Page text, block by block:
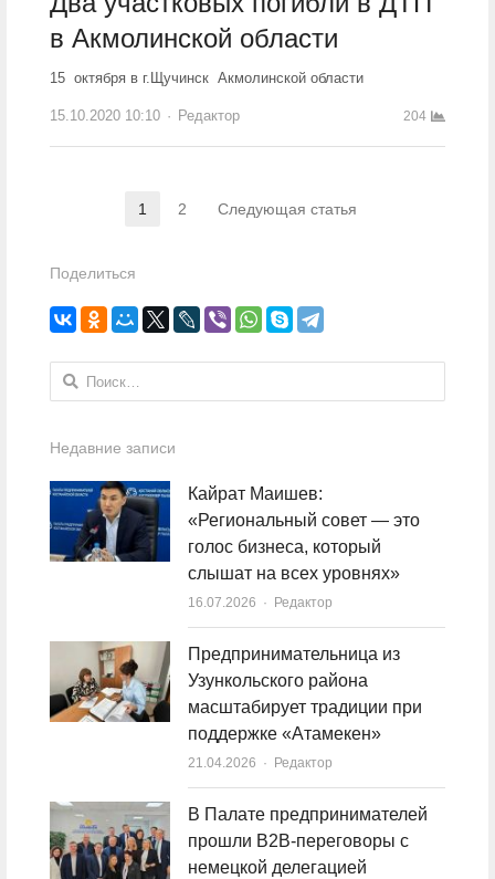
в Акмолинской области
15 октября в г.Щучинск Акмолинской области
15.10.2020 10:10 Author
Редактор 204
Навигация по записям
Страница
1 Страница
2 Следующая статья
Поделиться
Найти:
Недавние записи
Кайрат Маишев:
«Региональный совет — это
голос бизнеса, который
слышат на всех уровнях»
16.07.2026 Author
Редактор
Предпринимательница из
Узункольского района
масштабирует традиции при
поддержке «Атамекен»
21.04.2026 Author
Редактор
В Палате предпринимателей
прошли B2B-переговоры с
немецкой делегацией